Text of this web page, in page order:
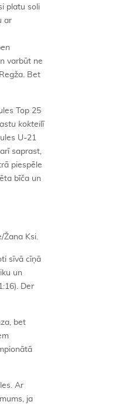
platu soli
ar
varbūt ne
Bet
Top 25
kokteilī
U-21
saprast,
piespēle
bīča un
Žana Ksi.
sīvā cīņā
un
Der
bet
Ar
ja